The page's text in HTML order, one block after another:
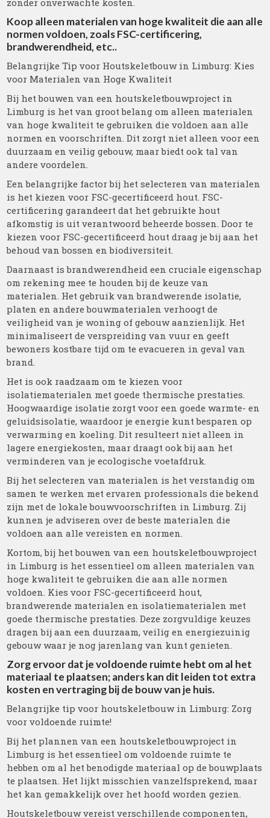
zonder onverwachte kosten.
Koop alleen materialen van hoge kwaliteit die aan alle
normen voldoen, zoals FSC-certificering,
brandwerendheid, etc..
Belangrijke Tip voor Houtskeletbouw in Limburg: Kies
voor Materialen van Hoge Kwaliteit
Bij het bouwen van een houtskeletbouwproject in
Limburg is het van groot belang om alleen materialen
van hoge kwaliteit te gebruiken die voldoen aan alle
normen en voorschriften. Dit zorgt niet alleen voor een
duurzaam en veilig gebouw, maar biedt ook tal van
andere voordelen.
Een belangrijke factor bij het selecteren van materialen
is het kiezen voor FSC-gecertificeerd hout. FSC-
certificering garandeert dat het gebruikte hout
afkomstig is uit verantwoord beheerde bossen. Door te
kiezen voor FSC-gecertificeerd hout draag je bij aan het
behoud van bossen en biodiversiteit.
Daarnaast is brandwerendheid een cruciale eigenschap
om rekening mee te houden bij de keuze van
materialen. Het gebruik van brandwerende isolatie,
platen en andere bouwmaterialen verhoogt de
veiligheid van je woning of gebouw aanzienlijk. Het
minimaliseert de verspreiding van vuur en geeft
bewoners kostbare tijd om te evacueren in geval van
brand.
Het is ook raadzaam om te kiezen voor
isolatiematerialen met goede thermische prestaties.
Hoogwaardige isolatie zorgt voor een goede warmte- en
geluidsisolatie, waardoor je energie kunt besparen op
verwarming en koeling. Dit resulteert niet alleen in
lagere energiekosten, maar draagt ook bij aan het
verminderen van je ecologische voetafdruk.
Bij het selecteren van materialen is het verstandig om
samen te werken met ervaren professionals die bekend
zijn met de lokale bouwvoorschriften in Limburg. Zij
kunnen je adviseren over de beste materialen die
voldoen aan alle vereisten en normen.
Kortom, bij het bouwen van een houtskeletbouwproject
in Limburg is het essentieel om alleen materialen van
hoge kwaliteit te gebruiken die aan alle normen
voldoen. Kies voor FSC-gecertificeerd hout,
brandwerende materialen en isolatiematerialen met
goede thermische prestaties. Deze zorgvuldige keuzes
dragen bij aan een duurzaam, veilig en energiezuinig
gebouw waar je nog jarenlang van kunt genieten.
Zorg ervoor dat je voldoende ruimte hebt om al het
materiaal te plaatsen; anders kan dit leiden tot extra
kosten en vertraging bij de bouw van je huis.
Belangrijke tip voor houtskeletbouw in Limburg: Zorg
voor voldoende ruimte!
Bij het plannen van een houtskeletbouwproject in
Limburg is het essentieel om voldoende ruimte te
hebben om al het benodigde materiaal op de bouwplaats
te plaatsen. Het lijkt misschien vanzelfsprekend, maar
het kan gemakkelijk over het hoofd worden gezien.
Houtskeletbouw vereist verschillende componenten,